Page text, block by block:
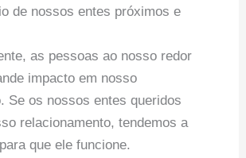
de nossos entes próximos e
as pessoas ao nosso redor
impacto em nosso
Se os nossos entes queridos
relacionamento, tendemos a
que ele funcione.